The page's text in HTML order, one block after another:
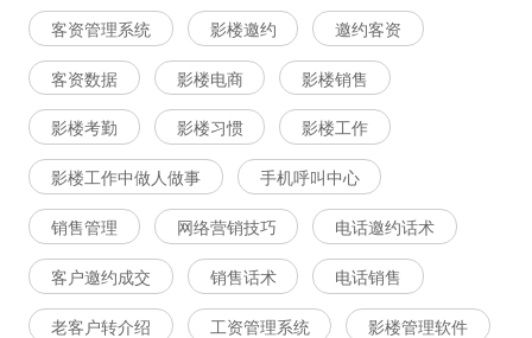
客资管理系统 影楼邀约 邀约客资
客资数据 影楼电商 影楼销售
影楼考勤 影楼习惯 影楼工作
影楼工作中做人做事 手机呼叫中心
销售管理 网络营销技巧 电话邀约话术
客户邀约成交 销售话术 电话销售
老客户转介绍 工资管理系统 影楼管理软件